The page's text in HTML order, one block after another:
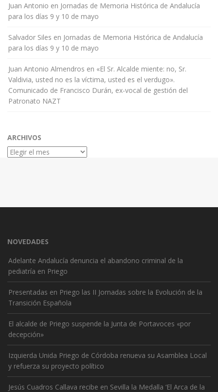
Juan Antonio en Jornadas de Memoria Histórica de Andalucía
para los días 9 y 10 de mayo
Salvador Siles en Jornadas de Memoria Histórica de Andalucía
para los días 9 y 10 de mayo
Juan Antonio Almendros en «El Sr. Alcalde miente: no, Sr.
Valdivia, usted no es la víctima, usted es el verdugo».
Comunicado de Francisco Durán, ex-vocal de gestión del
Patronato NAZT
ARCHIVOS
Archivos
NOVEDADES
Adelante Andalucía denuncia el abandono criminal de la
pediatría en Priego
Presentadas en Priego las II Jornadas sobre la Evolución de la
Transición Española
El alcalde de Priego suspende la Junta de Portavoces «por
decepción»
Izquierda Unida Priego de Córdoba renueva su Asamblea Local
y refuerza su proyecto político
Jesús Cuadros Callava recibe en Sevilla la Medalla ‘El Arca de la